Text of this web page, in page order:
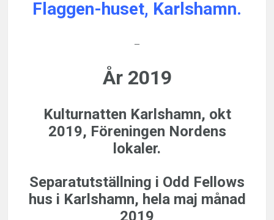
Flaggen-huset, Karlshamn.
–
År 2019
Kulturnatten Karlshamn, okt
2019, Föreningen Nordens
lokaler.
Separatutställning i Odd Fellows
hus i Karlshamn, hela maj månad
2019